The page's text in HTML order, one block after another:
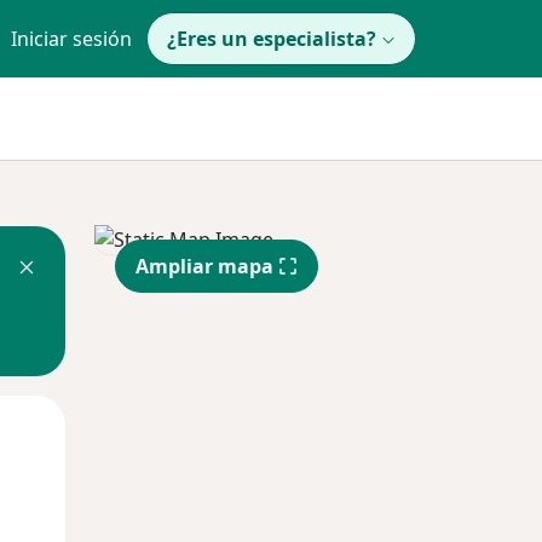
Iniciar sesión ¿Eres un especialista?
Ampliar mapa